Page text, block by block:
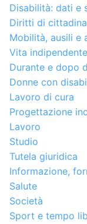
Disabilità: dati e
Diritti di
Mobilità, ausili e
Vita
Durante e dopo
Donne con
Lavoro di cura
Progettazione
Lavoro
Studio
Tutela giuridica
Informazione,
Salute
Società
Sport e tempo